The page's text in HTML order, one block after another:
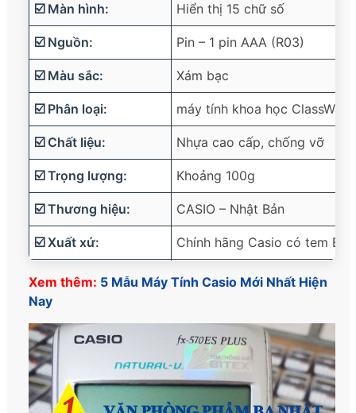
☑️ Màn hình: Hiển thị 15 chữ số
☑️ Nguồn: Pin – 1 pin AAA (R03)
☑️ Màu sắc: Xám bạc
☑️ Phân loại: máy tính khoa học ClassWiz
☑️ Chất liệu: Nhựa cao cấp, chống vỡ
☑️ Trọng lượng: Khoảng 100g
☑️ Thương hiệu: CASIO – Nhật Bản
☑️ Xuất xứ: Chính hãng Casio có tem
☑️ Bảo hành: Bảo hành chính hãng
☑️ Quy cách đóng gói:
☑️ Ứng dụng: 417 tính năng, Tính toán
Xem thêm: 5 Mẫu Máy Tính Casio Mới Nhất Hiện
Nay